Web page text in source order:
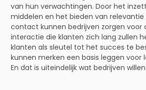
van hun verwachtingen. Door het
middelen en het bieden van relevantie
contact kunnen bedrijven zorgen voor
interactie die klanten zich lang zullen
klanten als sleutel tot het succes te
kunnen merken een basis leggen voor
En dat is uiteindelijk wat bedrijven